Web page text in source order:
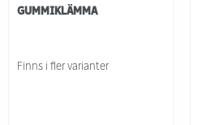
GUMMIKLÄMMA
Finns i fler varianter